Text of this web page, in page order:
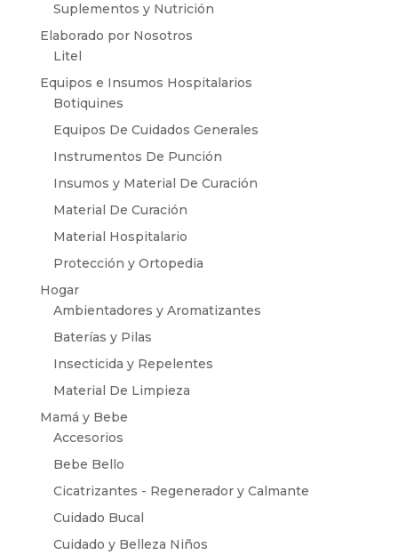
Suplementos y Nutrición
Elaborado por Nosotros
Litel
Equipos e Insumos Hospitalarios
Botiquines
Equipos De Cuidados Generales
Instrumentos De Punción
Insumos y Material De Curación
Material De Curación
Material Hospitalario
Protección y Ortopedia
Hogar
Ambientadores y Aromatizantes
Baterías y Pilas
Insecticida y Repelentes
Material De Limpieza
Mamá y Bebe
Accesorios
Bebe Bello
Cicatrizantes - Regenerador y Calmante
Cuidado Bucal
Cuidado y Belleza Niños